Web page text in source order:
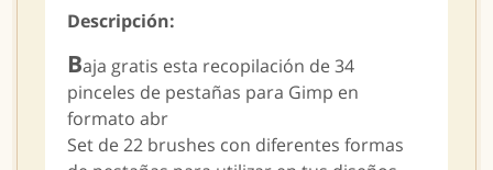
Descripción:
Baja gratis esta recopilación de 34
pinceles de pestañas para Gimp en
formato abr
Set de 22 brushes con diferentes formas